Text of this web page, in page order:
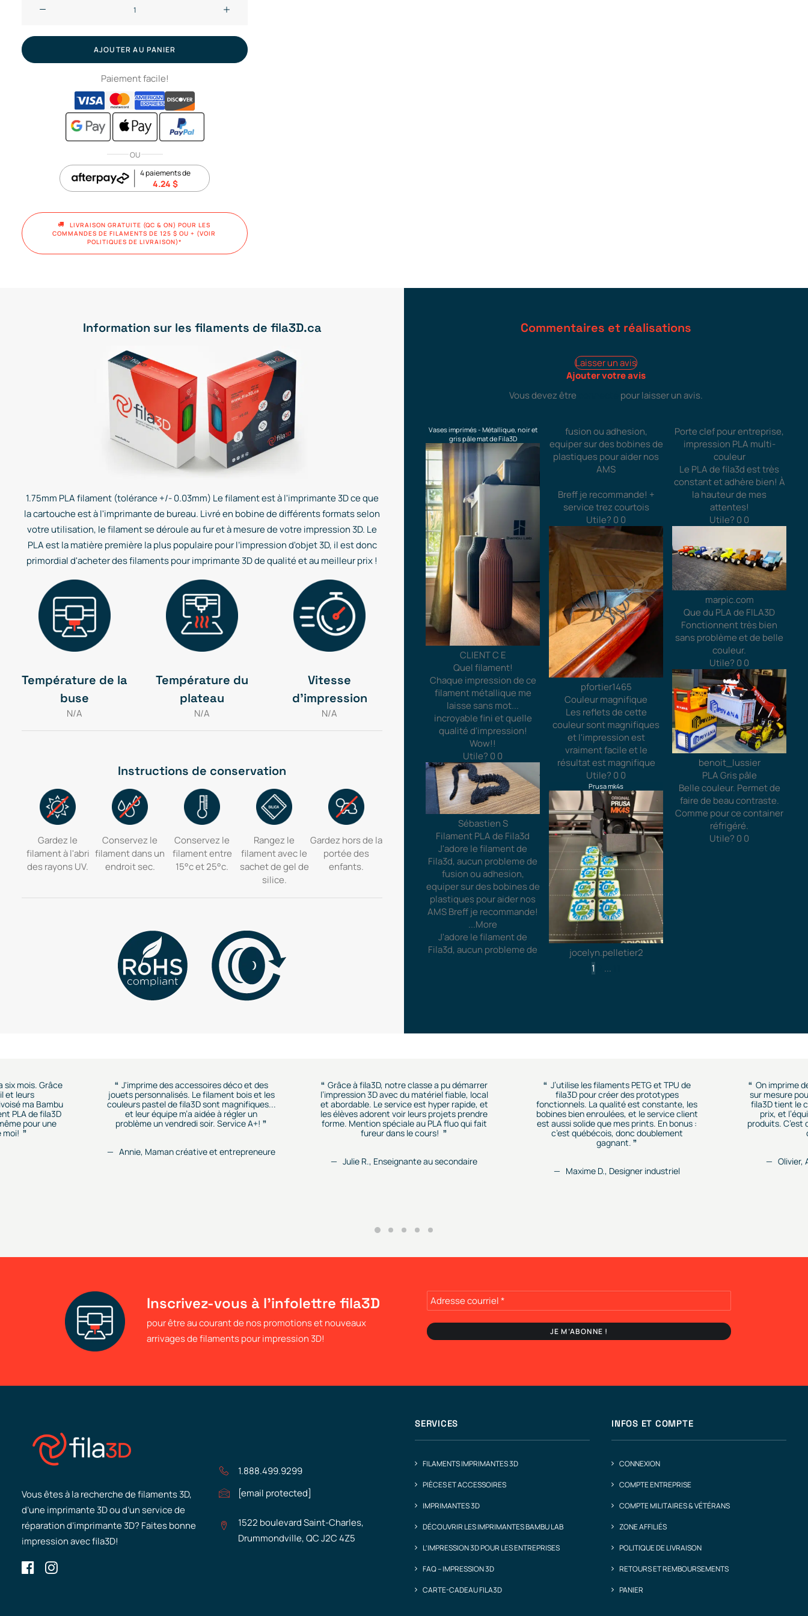
pour
hotend
AJOUTER AU PANIER
Paiement facile!
OU
4 paiements de
4.24 $
LIVRAISON GRATUITE (QC & ON) POUR LES
COMMANDES DE FILAMENTS DE 125 $ OU + (VOIR
POLITIQUES DE LIVRAISON)*
Information sur les filaments de fila3D.ca
1.75mm PLA filament (tolérance +/- 0.03mm) Le filament est à l'imprimante 3D ce que
la cartouche est à l'imprimante de bureau. Livré en bobine de différents formats selon
votre utilisation, le filament se déroule au fur et à mesure de votre impression 3D. Le
PLA est la matière première la plus populaire pour l’impression d'objet 3D, il est donc
primordial d'acheter des filaments pour imprimante 3D de qualité et au meilleur prix !
Température de la
buse
N/A
Température du
plateau
N/A
Vitesse
d'impression
N/A
Instructions de conservation
Gardez le
filament à l'abri
des rayons UV.
Conservez le
filament dans un
endroit sec.
Conservez le
filament entre
15°c et 25°c.
Rangez le
filament avec le
sachet de gel de
silice.
Gardez hors de la
portée des
enfants.
Commentaires et réalisations
Laisser un avis
Ajouter votre avis
Vous devez être
pour laisser un avis.
Vases imprimés - Métallique, noir et
gris pâle mat de Fila3D
CLIENT C E
Quel filament!
Chaque impression de ce
filament métallique me
laisse sans mot...
incroyable fini et quelle
qualité d'impression!
Wow!!
Utile? 0 0
Sébastien S
Filament PLA de Fila3d
J'adore le filament de
Fila3d, aucun probleme de
fusion ou adhesion,
equiper sur des bobines de
plastiques pour aider nos
AMS Breff je recommande!
...More
J'adore le filament de
Fila3d, aucun probleme de
fusion ou adhesion,
equiper sur des bobines de
plastiques pour aider nos
AMS
Breff je recommande! +
service trez courtois
Utile? 0 0
pfortier1465
Couleur magnifique
Les reflets de cette
couleur sont magnifiques
et l'impression est
vraiment facile et le
résultat est magnifique
Utile? 0 0
Prusa mk4s
jocelyn.pelletier2
Porte clef pour entreprise,
impression PLA multi-
couleur
Le PLA de fila3d est très
constant et adhère bien! À
la hauteur de mes
attentes!
Utile? 0 0
marpic.com
Que du PLA de FILA3D
Fonctionnent très bien
sans problème et de belle
couleur.
Utile? 0 0
benoit_lussier
PLA Gris pâle
Belle couleur. Permet de
faire de beau contraste.
Comme pour ce container
réfrigéré.
Utile? 0 0
1 ...
six mois. Grâce
et leurs
ma Bambu
PLA de fila3D
pour une
moi!
J'imprime des accessoires déco et des
jouets personnalisés. Le filament bois et les
couleurs pastel de fila3D sont magnifiques...
et leur équipe m’a aidée à régler un
problème un vendredi soir. Service A+!
Annie, Maman créative et entrepreneure
Grâce à fila3D, notre classe a pu démarrer
l’impression 3D avec du matériel fiable, local
et abordable. Le service est hyper rapide, et
les élèves adorent voir leurs projets prendre
forme. Mention spéciale au PLA fluo qui fait
fureur dans le cours!
Julie R., Enseignante au secondaire
J’utilise les filaments PETG et TPU de
fila3D pour créer des prototypes
fonctionnels. La qualité est constante, les
bobines bien enroulées, et le service client
est aussi solide que mes prints. En bonus :
c’est québécois, donc doublement
gagnant.
Maxime D., Designer industriel
On imprime
sur mesure
fila3D tient le
prix, et
produits. C’est
Olivier,
Inscrivez-vous à l'infolettre fila3D
pour être au courant de nos promotions et nouveaux
arrivages de filaments pour impression 3D!
Vous êtes à la recherche de filaments 3D,
d’une imprimante 3D ou d’un service de
réparation d’imprimante 3D? Faites bonne
impression avec fila3D!
1.888.499.9299
[email protected]
1522 boulevard Saint-Charles,
Drummondville, QC J2C 4Z5
SERVICES
FILAMENTS IMPRIMANTES 3D
PIÈCES ET ACCESSOIRES
IMPRIMANTES 3D
DÉCOUVRIR LES IMPRIMANTES BAMBU LAB
L’IMPRESSION 3D POUR LES ENTREPRISES
FAQ – IMPRESSION 3D
CARTE-CADEAU FILA3D
INFOS ET COMPTE
CONNEXION
COMPTE ENTREPRISE
COMPTE MILITAIRES & VÉTÉRANS
ZONE AFFILIÉS
POLITIQUE DE LIVRAISON
RETOURS ET REMBOURSEMENTS
PANIER